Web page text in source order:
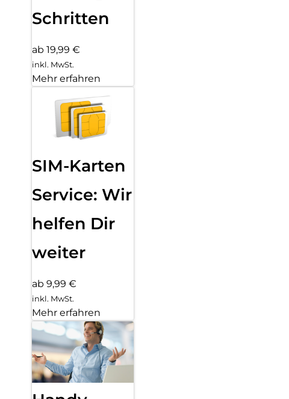
Schritten
ab 19,99 €
inkl. MwSt.
Mehr erfahren
SIM-Karten
Service: Wir
helfen Dir
weiter
ab 9,99 €
inkl. MwSt.
Mehr erfahren